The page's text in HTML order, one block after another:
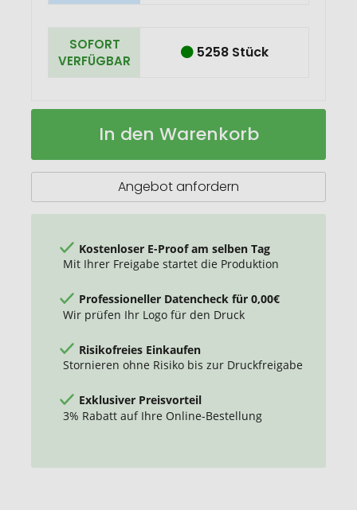
SOFORT
VERFÜGBAR
5258 Stück
DOUBLETIC
Ladestation
Auf
In den Warenkorb
Angebot anfordern
Kostenloser E-Proof am selben Tag
Mit Ihrer Freigabe startet die Produktion
Professioneller Datencheck für 0,00€
Wir prüfen Ihr Logo für den Druck
Risikofreies Einkaufen
Stornieren ohne Risiko bis zur Druckfreigabe
Exklusiver Preisvorteil
3% Rabatt auf Ihre Online-Bestellung